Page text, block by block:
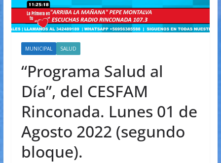
MUNICIPAL SALUD
“Programa Salud al
Día”, del CESFAM
Rinconada. Lunes 01 de
Agosto 2022 (segundo
bloque).